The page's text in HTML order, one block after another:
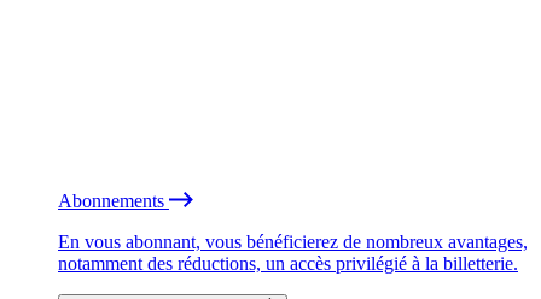
Abonnements
En vous abonnant, vous bénéficierez de nombreux avantages,
notamment des réductions, un accès privilégié à la billetterie.